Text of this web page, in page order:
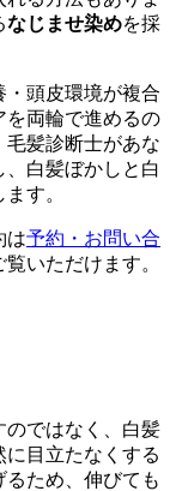
なじませ染めを採
・頭皮環境が複合
を両輪で進めるの
毛髪診断士があな
白髪ぼかしと白
す。
は予約・お問い合
覧いただけます。
のではなく、白髪
目立たなくする
ため、伸びても